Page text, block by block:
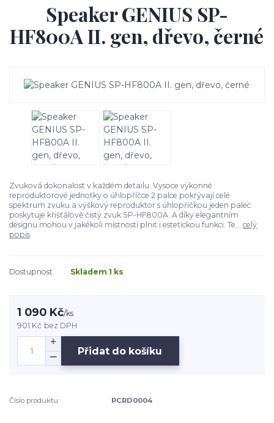
Speaker GENIUS SP-
HF800A II. gen, dřevo, černé
Zvuková dokonalost v každém detailu. Vysoce výkonné
reproduktorové jednotky o úhlopříčce 2 palce pokrývají celé
spektrum zvuku a výškový reproduktor s úhlopříčkou jeden palec
poskytuje křišťálově čistý zvuk SP-HF800A. A díky elegantním
designu mohou v jakékoli místnosti plnit i estetickou funkci. Te... celý
popis
Dostupnost Skladem 1 ks
1 090 Kč/ks
901 Kč bez DPH
Přidat do košíku
Číslo produktu: PCRD0004